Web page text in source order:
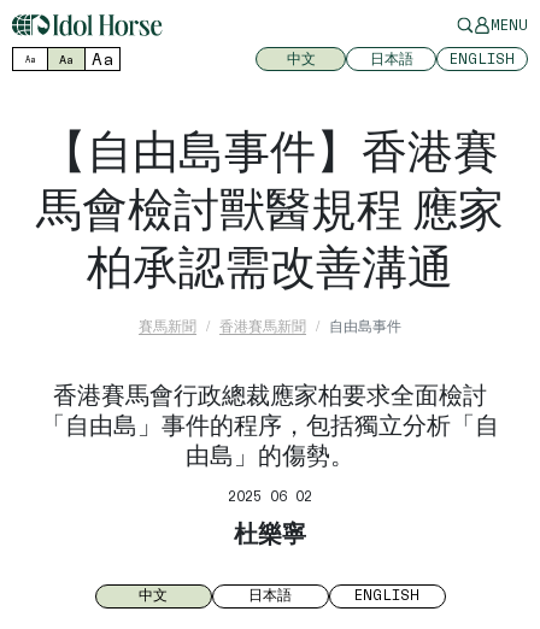
MENU
Aa Aa Aa 中文 日本語 ENGLISH
【自由島事件】香港賽
馬會檢討獸醫規程 應家
柏承認需改善溝通
賽馬新聞 香港賽馬新聞 自由島事件
香港賽馬會行政總裁應家柏要求全面檢討
「自由島」事件的程序，包括獨立分析「自
由島」的傷勢。
2025 06 02
杜樂寧
中文 日本語 ENGLISH